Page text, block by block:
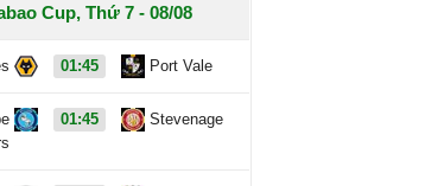
Cup, Thứ 7 - 08/08
01:45 Port Vale
01:45 Stevenage